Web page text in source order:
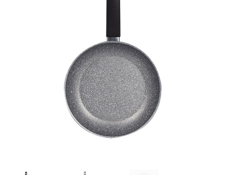
Persoonlijke Verzorging
Reizen